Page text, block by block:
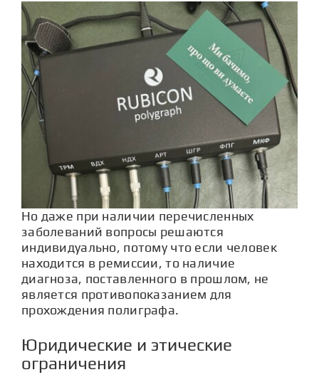
Но даже при наличии перечисленных
заболеваний вопросы решаются
индивидуально, потому что если человек
находится в ремиссии, то наличие
диагноза, поставленного в прошлом, не
является противопоказанием для
прохождения полиграфа.
Юридические и этические
ограничения